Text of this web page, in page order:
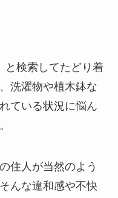
と検索してたどり着
洗濯物や植木鉢な
ている状況に悩ん
住人が当然のよう
んな違和感や不快